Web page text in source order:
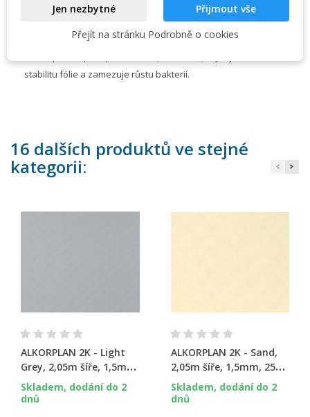
ALKORPLAN je vysoce pevná a tvárná bazénové fólie z
měkčeného PVC s výztužnou vložkou z polyesterové tkaniny.
Fólie je opatřena akrylátovou antibakteriální vrstvou, která
stabilitu fólie a zamezuje růstu bakterií.
16 dalších produktů ve stejné
kategorii:
ALKORPLAN 2K - Light
Grey, 2,05m šíře, 1,5mm,
25m role
Skladem, dodání do 2
dnů
ALKORPLAN 2K - Sand,
2,05m šíře, 1,5mm, 25m
role
Skladem, dodání do 2
dnů
Jen nezbytné
Přijmout vše
Přejít na stránku Podrobně o cookies